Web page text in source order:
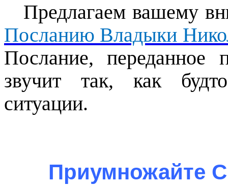
Предлагаем вашему
Посланию Владыки
Послание, переданное
звучит так, как
ситуации.
Приумножайте